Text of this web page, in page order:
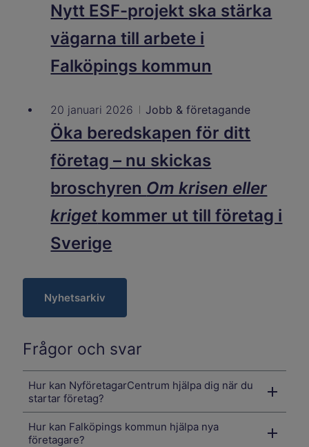
Nytt ESF-projekt ska stärka
vägarna till arbete i
Falköpings kommun
20 januari 2026 Jobb & företagande
Öka beredskapen för ditt
företag – nu skickas
broschyren Om krisen eller
kriget kommer ut till företag i
Sverige
Nyhetsarkiv
Frågor och svar
Hur kan NyföretagarCentrum hjälpa dig när du
startar företag?
Hur kan Falköpings kommun hjälpa nya
företagare?